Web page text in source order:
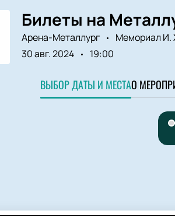
Билеты на
Арена-Металлург Мемориал И.
30 авг. 2024
19:00
ВЫБОР ДАТЫ И МЕСТАО